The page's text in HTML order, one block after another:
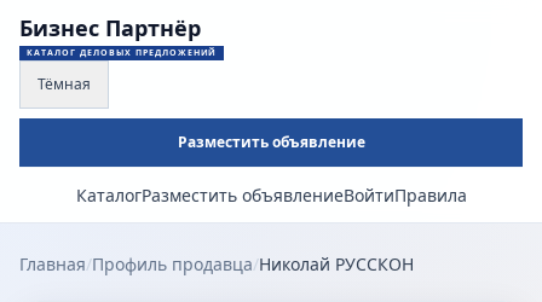
Бизнес Партнёр
КАТАЛОГ ДЕЛОВЫХ ПРЕДЛОЖЕНИЙ
Тёмная
Разместить объявление
КаталогРазместить объявлениеВойтиПравила
Главная/Профиль продавца/Николай РУССКОН